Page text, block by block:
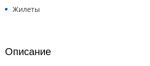
Жилеты
Описание